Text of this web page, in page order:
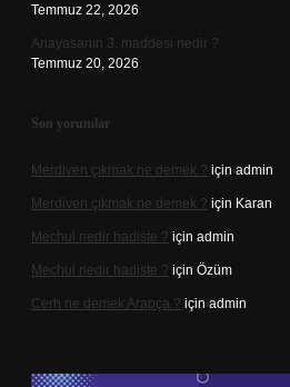
Temmuz 22, 2026
Anayasanın 3. maddesi nedir ?
Temmuz 20, 2026
Son yorumlar
Merdiven çıkmak ne demek ? için admin
Merdiven çıkmak ne demek ? için Karan
Mechul nedir hadiste ? için admin
Mechul nedir hadiste ? için Özüm
Cerh ne demek Arapça ? için admin